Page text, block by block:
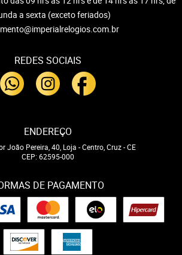
a sexta (exceto feriados)
REDES SOCIAIS
ENDEREÇO
João Pereira, 40, Loja -Centro, Cruz-CE
CEP: 62595-000
DE PAGAMENTO